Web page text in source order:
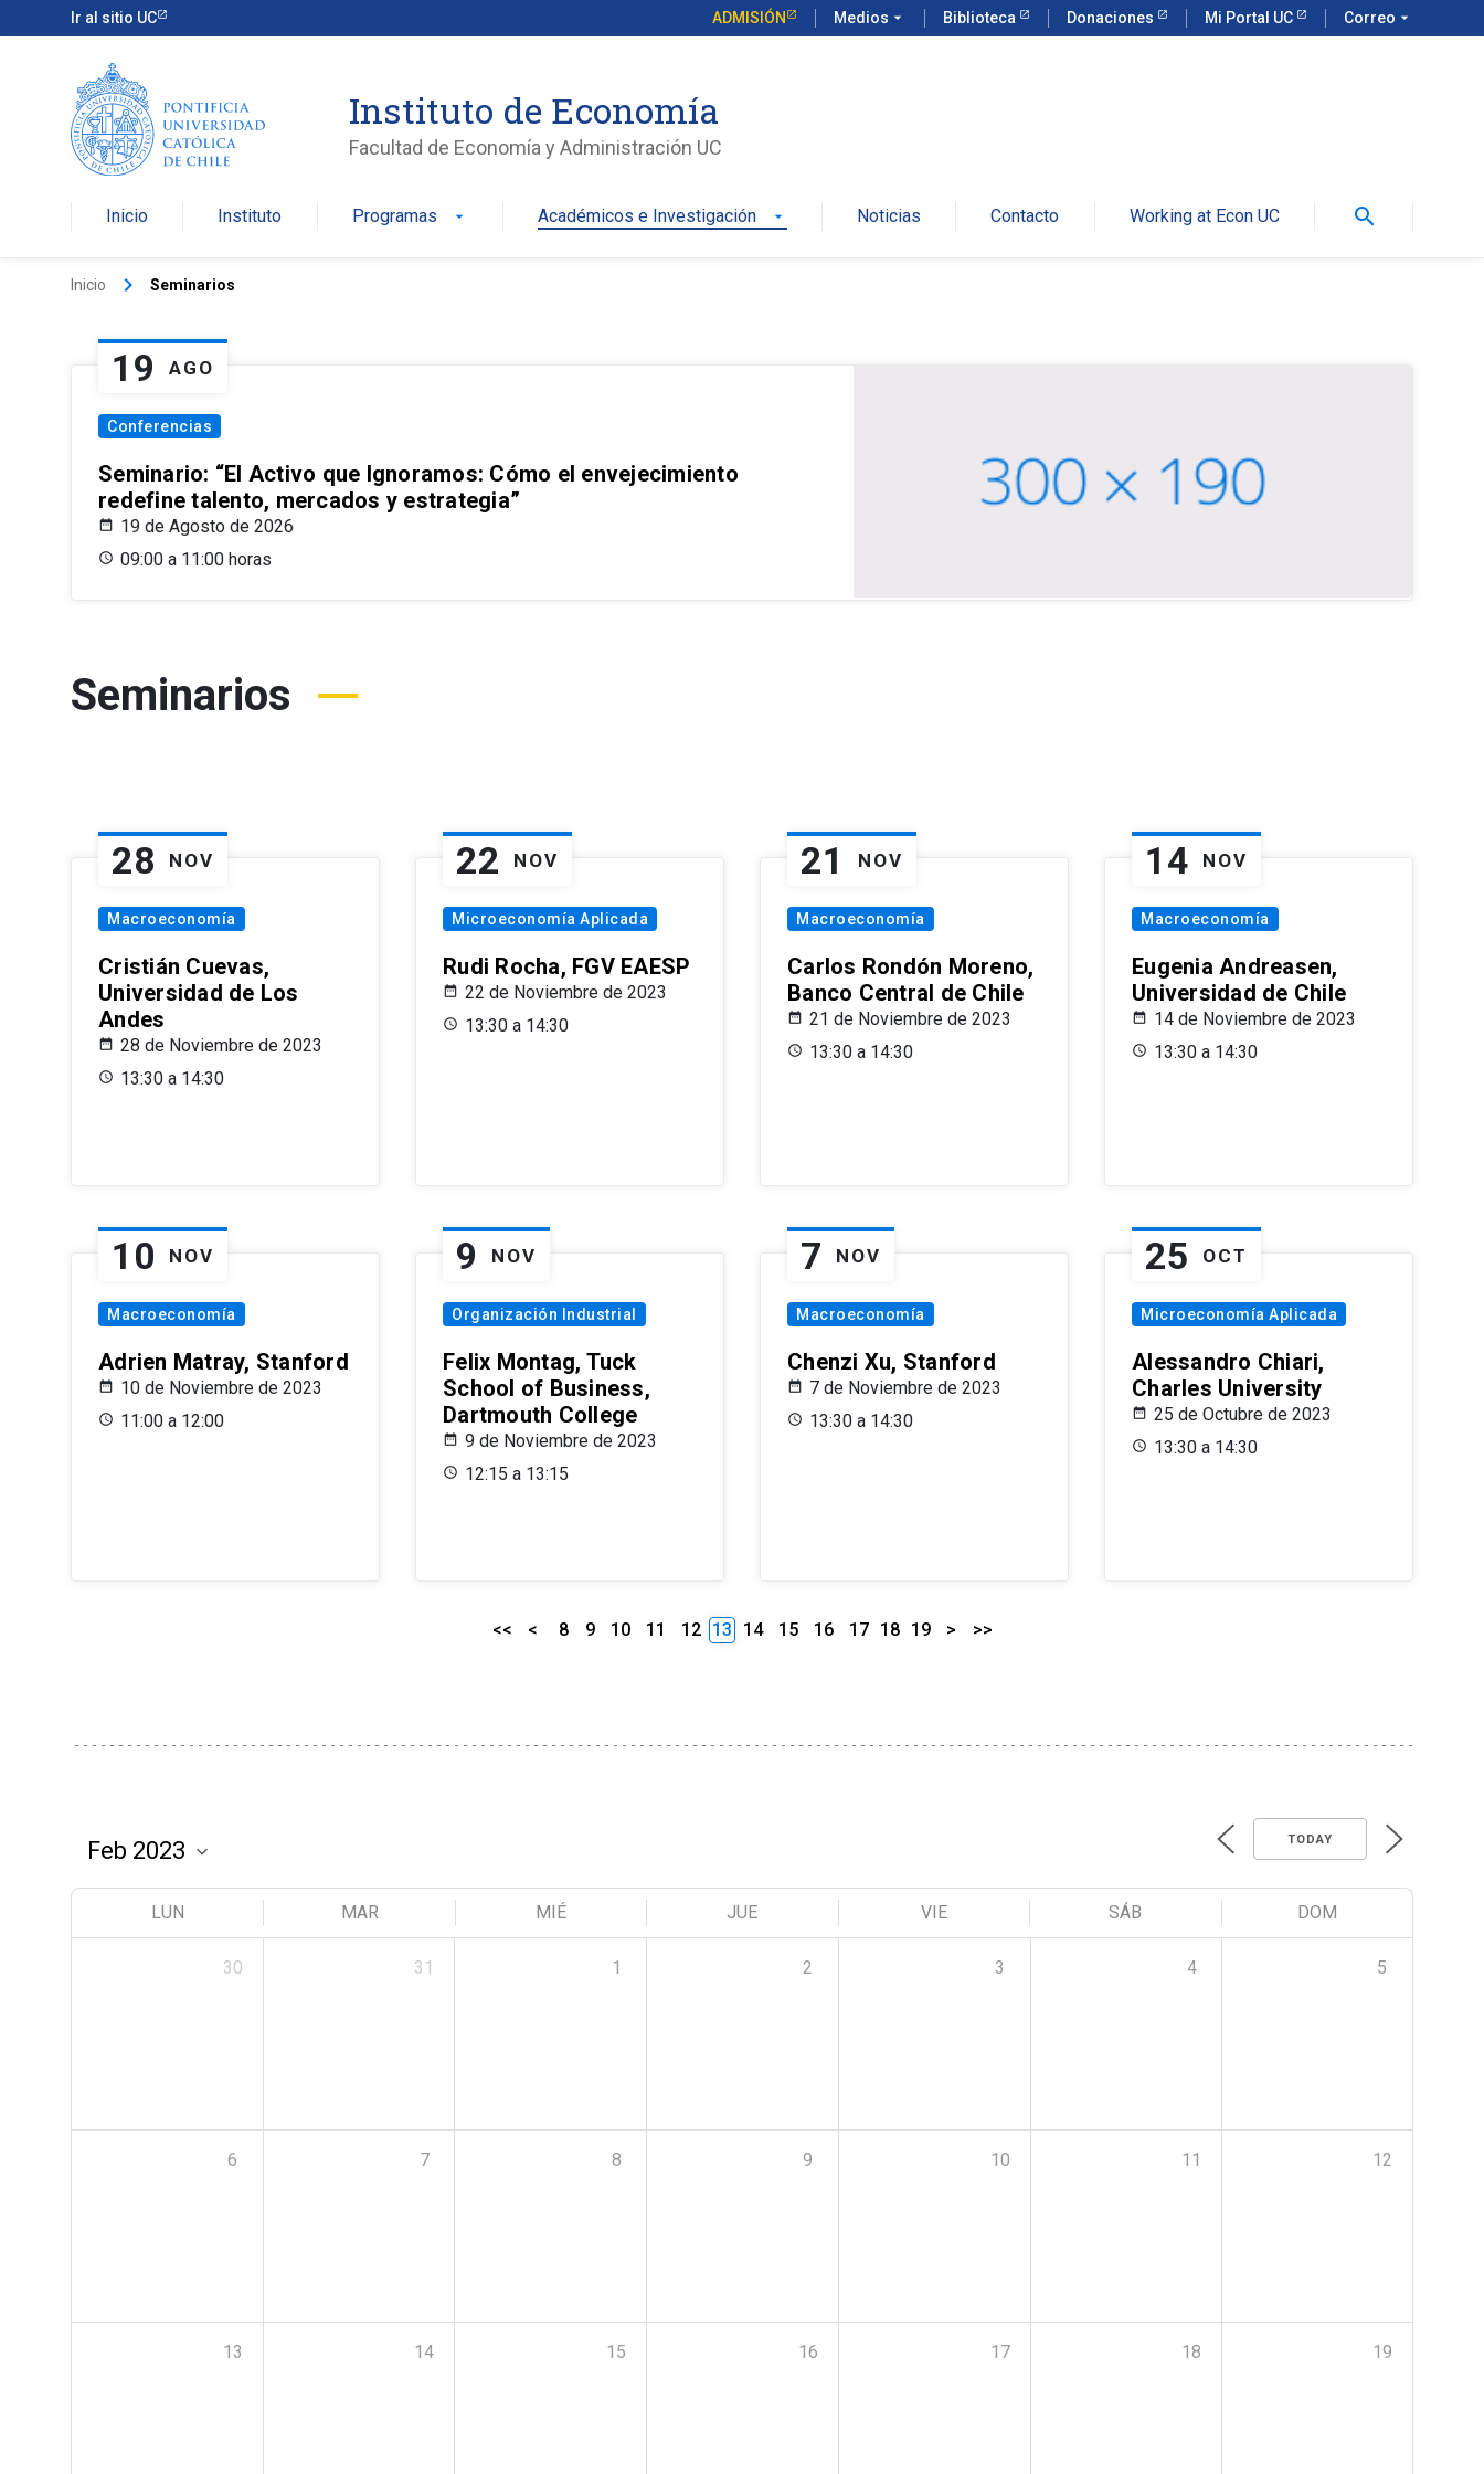
Ir al sitio UC ADMISIÓN Medios arrow_drop_down Biblioteca Donaciones Mi Portal UC Correo arrow_drop_down
Instituto de Economía
Facultad de Economía y Administración UC
Inicio Instituto Programas arrow_drop_down Académicos e Investigación arrow_drop_down Noticias Contacto Working at Econ UC search
Inicio keyboard_arrow_right Seminarios
19 AGO
Conferencias
Seminario: “El Activo que Ignoramos: Cómo el envejecimiento
redefine talento, mercados y estrategia”
19 de Agosto de 2026
09:00 a 11:00 horas
Seminarios
28 NOV
Macroeconomía
Cristián Cuevas,
Universidad de Los
Andes
28 de Noviembre de 2023
13:30 a 14:30
22 NOV
Microeconomía Aplicada
Rudi Rocha, FGV EAESP
22 de Noviembre de 2023
13:30 a 14:30
21 NOV
Macroeconomía
Carlos Rondón Moreno,
Banco Central de Chile
21 de Noviembre de 2023
13:30 a 14:30
14 NOV
Macroeconomía
Eugenia Andreasen,
Universidad de Chile
14 de Noviembre de 2023
13:30 a 14:30
10 NOV
Macroeconomía
Adrien Matray, Stanford
10 de Noviembre de 2023
11:00 a 12:00
9 NOV
Organización Industrial
Felix Montag, Tuck
School of Business,
Dartmouth College
9 de Noviembre de 2023
12:15 a 13:15
7 NOV
Macroeconomía
Chenzi Xu, Stanford
7 de Noviembre de 2023
13:30 a 14:30
25 OCT
Microeconomía Aplicada
Alessandro Chiari,
Charles University
25 de Octubre de 2023
13:30 a 14:30
<< < 8 9 10 11 12 13 14 15 16 17 18 19 > >>
TODAY
LUN MAR MIÉ JUE VIE SÁB DOM
30 31 1 2 3 4 5
6 7 8 9 10 11 12
13 14 15 16 17 18 19